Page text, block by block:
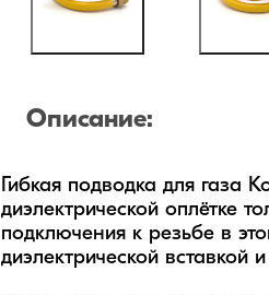
Описание:
Гибкая подводка для газа
диэлектрической оплётке
подключения к резьбе в
диэлектрической вставкой